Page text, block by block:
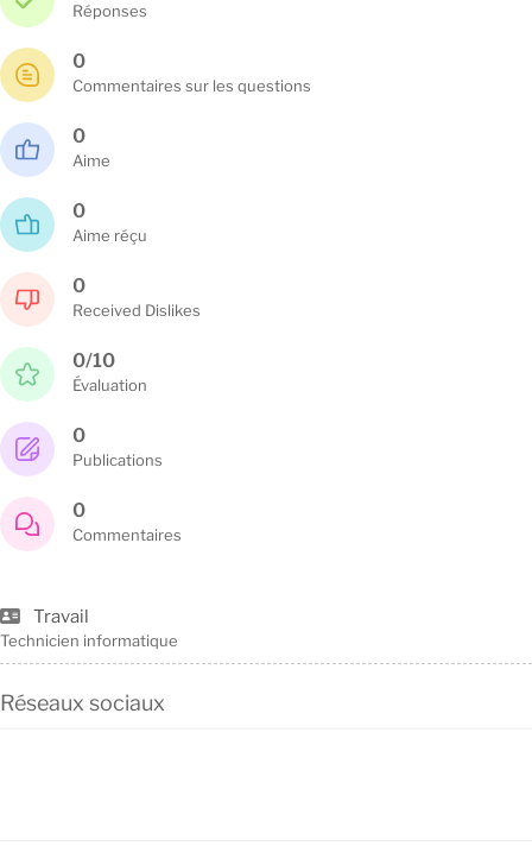
Réponses
0
Commentaires sur les questions
0
Aime
0
Aime réçu
0
Received Dislikes
0/10
Évaluation
0
Publications
0
Commentaires
Travail
Technicien informatique
Réseaux sociaux